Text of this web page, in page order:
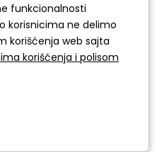
funkcionalnosti
korisnicima ne delimo
korišćenja web sajta
korišćenja i polisom